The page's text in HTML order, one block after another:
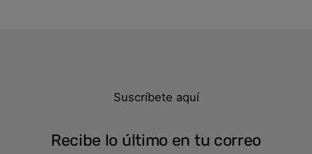
Suscríbete aquí
Recibe lo último en tu correo